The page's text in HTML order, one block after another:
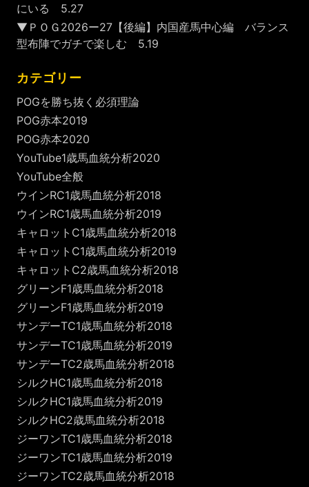
にいる 5.27
▼ＰＯＧ2026ー27【後編】内国産馬中心編 バランス
型布陣でガチで楽しむ 5.19
カテゴリー
POGを勝ち抜く必須理論
POG赤本2019
POG赤本2020
YouTube1歳馬血統分析2020
YouTube全般
ウインRC1歳馬血統分析2018
ウインRC1歳馬血統分析2019
キャロットC1歳馬血統分析2018
キャロットC1歳馬血統分析2019
キャロットC2歳馬血統分析2018
グリーンF1歳馬血統分析2018
グリーンF1歳馬血統分析2019
サンデーTC1歳馬血統分析2018
サンデーTC1歳馬血統分析2019
サンデーTC2歳馬血統分析2018
シルクHC1歳馬血統分析2018
シルクHC1歳馬血統分析2019
シルクHC2歳馬血統分析2018
ジーワンTC1歳馬血統分析2018
ジーワンTC1歳馬血統分析2019
ジーワンTC2歳馬血統分析2018